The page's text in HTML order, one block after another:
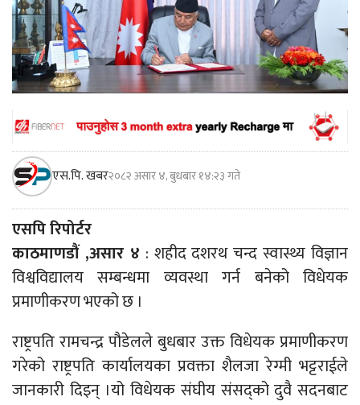
एस.पि. खबर२०८२ असार ४, बुधबार १४:२३ गते
एसपि रिपोर्टर
काठमाणडौं ,असार ४ : शहीद दशरथ चन्द स्वास्थ्य विज्ञान
विश्वविद्यालय सम्बन्धमा व्यवस्था गर्न बनेको विधेयक
प्रमाणीकरण भएको छ ।
राष्ट्रपति रामचन्द्र पौडेलले बुधबार उक्त विधेयक प्रमाणीकरण
गरेको राष्ट्रपति कार्यालयका प्रवक्ता शैलजा रेग्मी भट्टराईले
जानकारी दिइन् ।यो विधेयक संघीय संसद्को दुवै सदनबाट